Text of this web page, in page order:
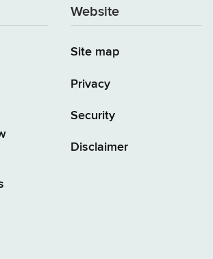
Website
Site map
Privacy
Security
Disclaimer